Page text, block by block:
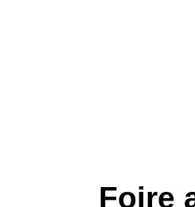
Foire